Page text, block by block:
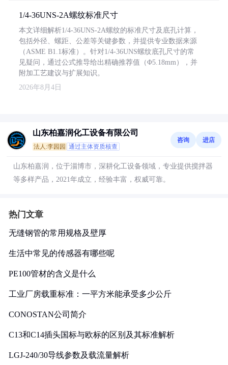
1/4-36UNS-2A螺纹标准尺寸
本文详细解析1/4-36UNS-2A螺纹的标准尺寸及底孔计算，
包括外径、螺距、公差等关键参数，并提供专业数据来源
（ASME B1.1标准）。针对1/4-36UNS螺纹底孔尺寸的常
见疑问，通过公式推导给出精确推荐值（Φ5.18mm），并
附加工艺建议与扩展知识。
2026年8月4日
山东柏嘉润化工设备有限公司
法人:李园园 通过主体资质核查
咨询 进店
山东柏嘉润，位于淄博市，深耕化工设备领域，专业提供搅拌器
等多样产品，2021年成立，经验丰富，权威可靠。
热门文章
无缝钢管的常用规格及壁厚
生活中常见的传感器有哪些呢
PE100管材的含义是什么
工业厂房载重标准：一平方米能承受多少公斤
CONOSTAN公司简介
C13和C14插头国标与欧标的区别及其标准解析
LGJ-240/30导线参数及载流量解析